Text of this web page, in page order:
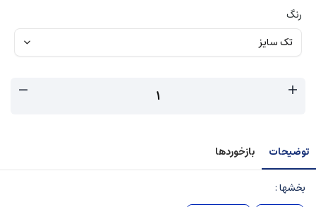
رنگ
توضیحات بازخوردها
بخشها :